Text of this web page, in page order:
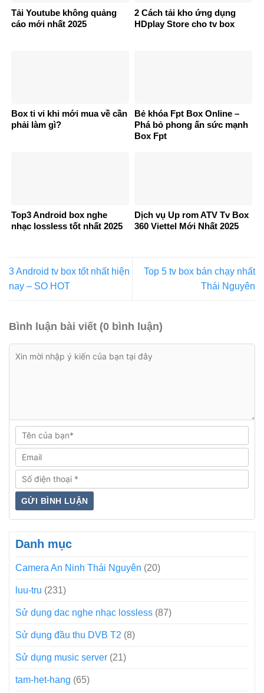
Tải Youtube không quảng
cáo mới nhất 2025
2 Cách tải kho ứng dụng
HDplay Store cho tv box
Box ti vi khi mới mua về cần
phải làm gì?
Bẻ khóa Fpt Box Online –
Phá bỏ phong ấn sức mạnh
Box Fpt
Top3 Android box nghe
nhạc lossless tốt nhất 2025
Dịch vụ Up rom ATV Tv Box
360 Viettel Mới Nhất 2025
3 Android tv box tốt nhất hiện
nay – SO HOT
Top 5 tv box bán chạy nhất
Thái Nguyên
Bình luận bài viết (0 bình luận)
Danh mục
Camera An Ninh Thái Nguyên (20)
luu-tru (231)
Sử dụng dac nghe nhạc lossless (87)
Sử dụng đầu thu DVB T2 (8)
Sử dụng music server (21)
tam-het-hang (65)